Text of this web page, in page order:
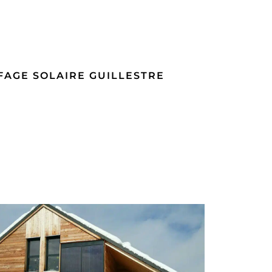
SOLAIRE GUILLESTRE
en
NOS COORDONNÉES
220, voie Aristide Bergès
73800 SAINTE HÉLÈNE DU LAC